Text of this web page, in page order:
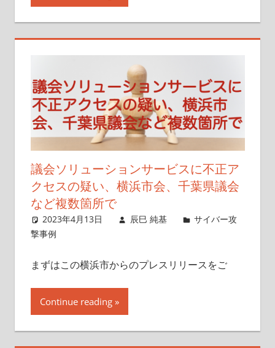
議会ソリューションサービスに不正ア
クセスの疑い、横浜市会、千葉県議会
など複数箇所で
2023年4月13日 辰巳 純基
サイバー攻
撃事例
まずはこの横浜市からのプレスリリースをご
Continue reading